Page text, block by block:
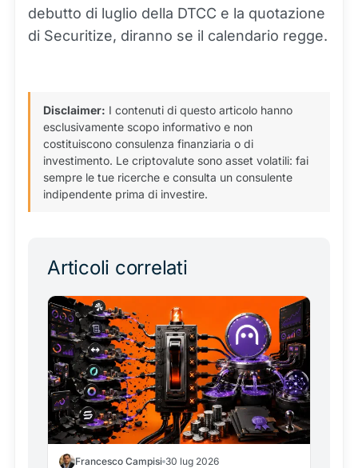
debutto di luglio della DTCC e la quotazione
di Securitize, diranno se il calendario regge.
Disclaimer: I contenuti di questo articolo hanno
esclusivamente scopo informativo e non
costituiscono consulenza finanziaria o di
investimento. Le criptovalute sono asset volatili: fai
sempre le tue ricerche e consulta un consulente
indipendente prima di investire.
Articoli correlati
Francesco Campisi 30 lug 2026